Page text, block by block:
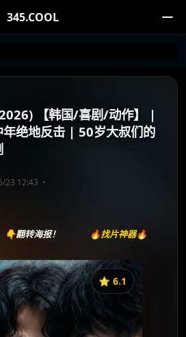
345.COOL
【韩国/喜剧/动作】 |
年绝地反击 | 50岁大叔们的
23 12:43
👇翻转海报！ 🔥找片神器🔥
⭐️ 6.1
《大叔再出招》
：6.1 | 🎬 2026年
✅ 已完结